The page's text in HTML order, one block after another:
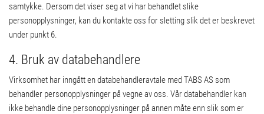
samtykke. Dersom det viser seg at vi har behandlet slike
personopplysninger, kan du kontakte oss for sletting slik det er beskrevet
under punkt 6.
4. Bruk av databehandlere
Virksomhet har inngått en databehandleravtale med TABS AS som
behandler personopplysninger på vegne av oss. Vår databehandler kan
ikke behandle dine personopplysninger på annen måte enn slik som er